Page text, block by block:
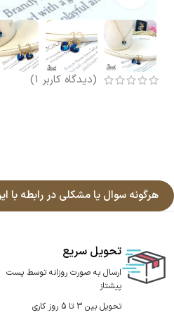
(دیدگاه کاربر 1
)
هرگونه سوال یا مشکلی در رابطه با
تحویل سریع
ارسال به صورت روزانه توسط پست
پیشتاز
تحویل بین 3 تا 5 روز کاری